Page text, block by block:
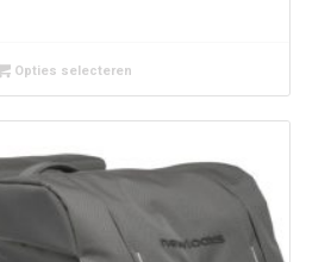
Opties selecteren